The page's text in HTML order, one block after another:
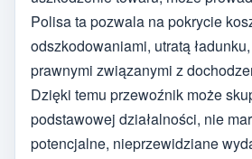
Polisa ta pozwala na pokrycie
odszkodowaniami, utratą
prawnymi związanymi z
Dzięki temu przewoźnik może
podstawowej działalności, nie
potencjalne, nieprzewidziane